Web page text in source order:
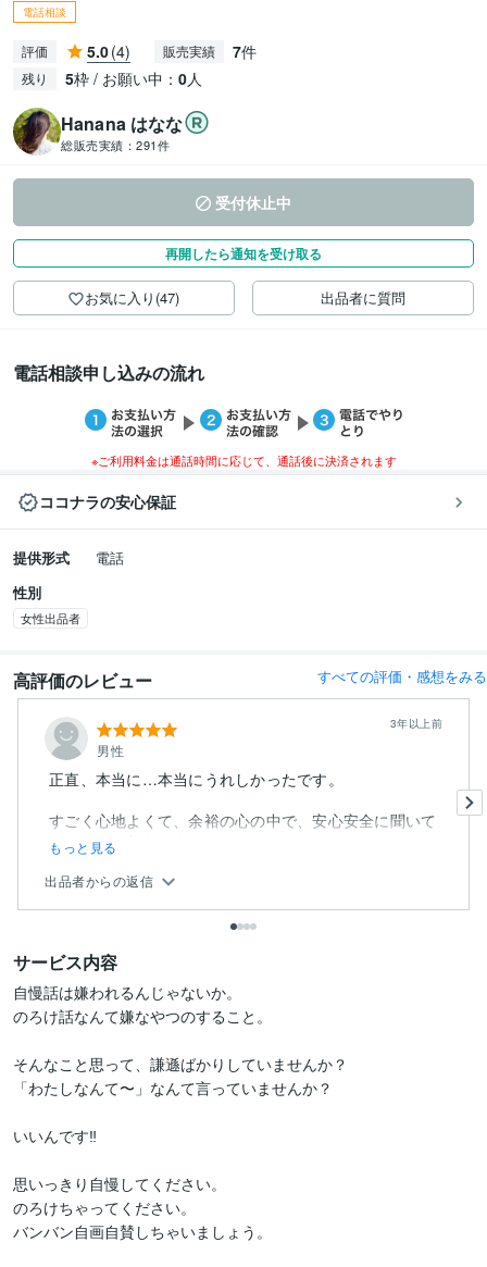
電話相談
評価 5.0(4) 販売実績 7件
残り 5枠 / お願い中： 0人
Hanana はなな
総販売実績： 291件
受付休止中
再開したら通知を受け取る
お気に入り(47) 出品者に質問
電話相談申し込みの流れ
※ご利用料金は通話時間に応じて、通話後に決済されます
ココナラの安心保証
提供形式
電話
性別
女性出品者
高評価のレビュー すべての評価・感想をみる
男性
3年以上前
正直、本当に…本当にうれしかったです。
すごく心地よくて、余裕の心の中で、安心安全に聞いて
もらえて、救われました。
もっと見る
出品者からの返信
サービス内容
自慢話は嫌われるんじゃないか。
のろけ話なんて嫌なやつのすること。
そんなこと思って、謙遜ばかりしていませんか？
「わたしなんて〜」なんて言っていませんか？
いいんです‼︎
思いっきり自慢してください。
のろけちゃってください。
バンバン自画自賛しちゃいましょう。